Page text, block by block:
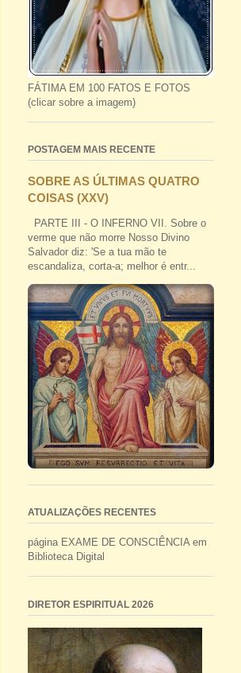
FÁTIMA EM 100 FATOS E FOTOS
(clicar sobre a imagem)
POSTAGEM MAIS RECENTE
SOBRE AS ÚLTIMAS QUATRO
COISAS (XXV)
PARTE III - O INFERNO VII. Sobre o
verme que não morre Nosso Divino
Salvador diz: 'Se a tua mão te
escandaliza, corta-a; melhor é entr...
ATUALIZAÇÕES RECENTES
página EXAME DE CONSCIÊNCIA em
Biblioteca Digital
DIRETOR ESPIRITUAL 2026